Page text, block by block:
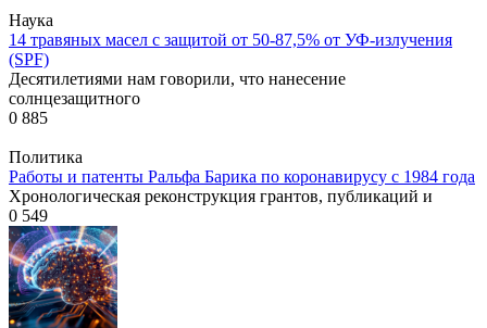
Наука
14 травяных масел с защитой от 50-87,5% от УФ-излучения
(SPF)
Десятилетиями нам говорили, что нанесение
солнцезащитного
0 885
Политика
Работы и патенты Ральфа Барика по коронавирусу с 1984 года
Хронологическая реконструкция грантов, публикаций и
0 549